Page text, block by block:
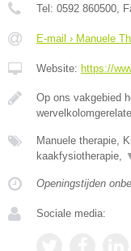
Tel: 0592 860500,
E-mail › Manuele
Website: https://
Op ons vakgebied
Manuele therapie,
kaakfysiotherapie,
Openingstijden
Sociale media: